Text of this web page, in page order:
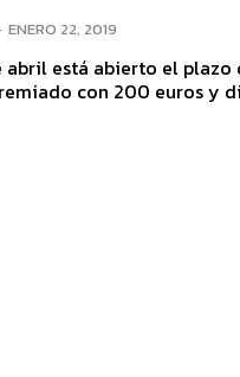
ENERO 22, 2019
abril está abierto el
con 200 euros y